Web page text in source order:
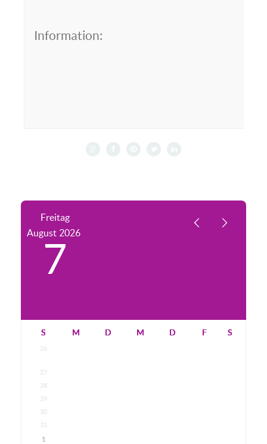
Information:
Freitag
August 2026
7
S M D M D F S
26
27
28
29
30
31
1